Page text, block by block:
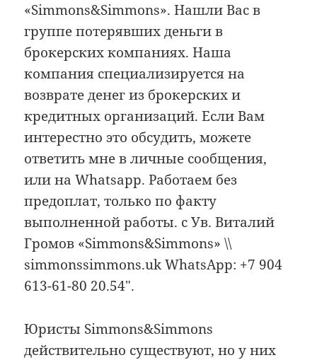
«Simmons&Simmons». Нашли Вас в
группе потерявших деньги в
брокерских компаниях. Наша
компания специализируется на
возврате денег из брокерских и
кредитных организаций. Если Вам
интерестно это обсудить, можете
ответить мне в личные сообщения,
или на Whatsapp. Работаем без
предоплат, только по факту
выполненной работы. с Ув. Виталий
Громов «Simmons&Simmons» \\
simmonssimmons.uk WhatsApp: +7 904
613-61-80 20.54″.
Юристы Simmons&Simmons
действительно существуют, но у них